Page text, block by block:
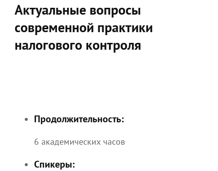
Актуальные вопросы
современной практики
налогового контроля
Продолжительность:
6 академических часов
Спикеры: